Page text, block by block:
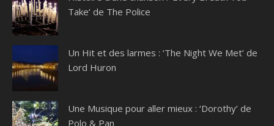
Take’ de The Police
Un Hit et des larmes : ‘The Night We Met’ de
Lord Huron
Une Musique pour aller mieux : ‘Dorothy’ de
Polo & Pan